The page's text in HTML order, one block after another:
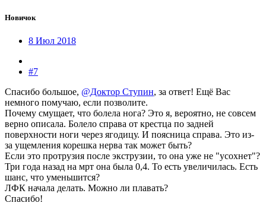
Новичок
8 Июл 2018
#7
Спасибо большое, @Доктор Ступин, за ответ! Ещё Вас
немного помучаю, если позволите.
Почему смущает, что болела нога? Это я, вероятно, не совсем
верно описала. Болело справа от крестца по задней
поверхности ноги через ягодицу. И поясница справа. Это из-
за ущемления корешка нерва так может быть?
Если это протрузия после экструзии, то она уже не "усохнет"?
Три года назад на мрт она была 0,4. То есть увеличилась. Есть
шанс, что уменьшится?
ЛФК начала делать. Можно ли плавать?
Спасибо!